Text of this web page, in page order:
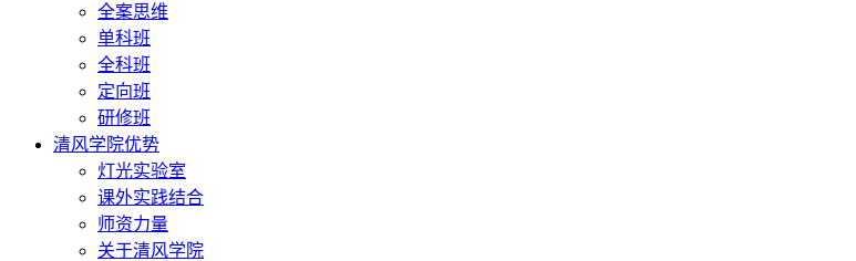
全案思维
单科班
全科班
定向班
研修班
清风学院优势
灯光实验室
课外实践结合
师资力量
关于清风学院